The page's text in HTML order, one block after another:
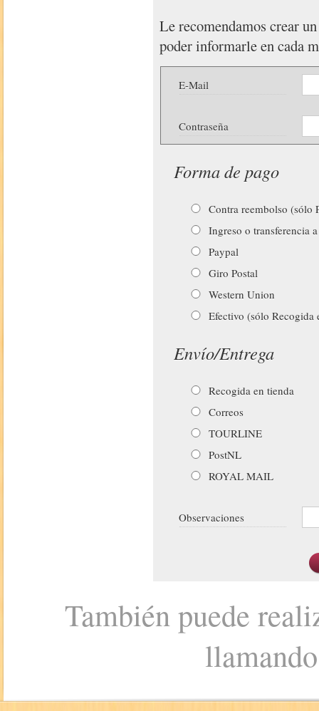
Le recomendamos crear
poder informarle en cada
E-Mail
Contraseña
Forma de pago
Contra reembolso (sólo
Ingreso o transferencia
Paypal
Giro Postal
Western Union
Efectivo (sólo Recogida
Envío/Entrega
Recogida en tienda
Correos
TOURLINE
PostNL
ROYAL MAIL
Observaciones
También puede